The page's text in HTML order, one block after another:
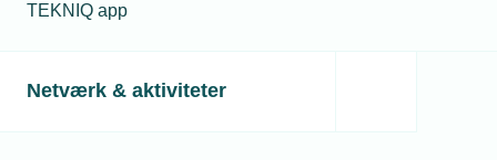
TEKNIQ app
Netværk & aktiviteter